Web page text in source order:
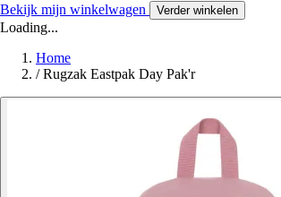
Bekijk mijn winkelwagen Verder winkelen
Loading...
Home
/ Rugzak Eastpak Day Pak'r